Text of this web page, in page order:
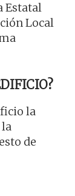
Estatal
Local
la
de